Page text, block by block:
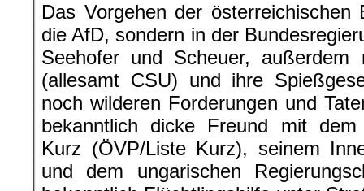
Das Vorgehen der
die AfD, sondern in der
Seehofer und Scheuer, außerdem
(allesamt CSU) und ihre
noch wilderen Forderungen und
bekanntlich dicke Freund mit dem
Kurz (ÖVP/Liste Kurz), seinem
und dem ungarischen